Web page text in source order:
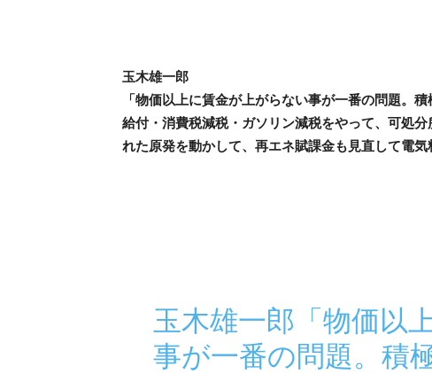
玉木雄一郎
「物価以上に賃金が上がらない事が一番の問題。
給付・消費税減税・ガソリン減税をやって、可処
れた原発を動かして、再エネ賦課金も見直して電
玉木雄一郎「物価以
事が一番の問題。積